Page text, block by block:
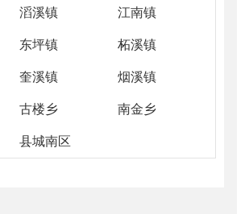
滔溪镇 江南镇
东坪镇 柘溪镇
奎溪镇 烟溪镇
古楼乡 南金乡
县城南区